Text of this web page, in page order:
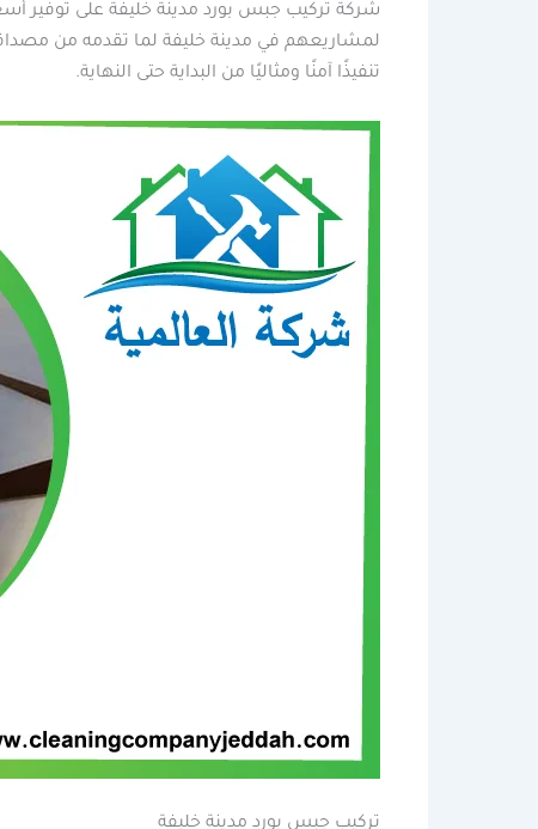
شركة تركيب جبس بورد مدينة خليفة على توفير
لمشاريعهم في مدينة خليفة لما تقدمه من
تنفيذًا آمنًا ومثاليًا من البداية حتى النهاية.
تركيب جبس بورد مدينة خليفة